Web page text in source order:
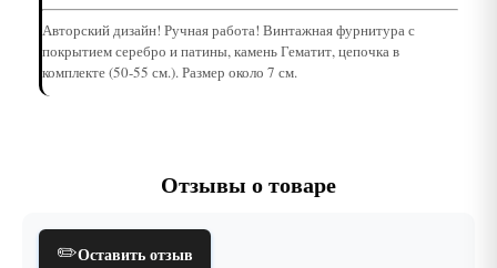
Авторский дизайн! Ручная работа! Винтажная фурнитура с
покрытием серебро и патины, камень Гематит, цепочка в
комплекте (50-55 см.). Размер около 7 см.
Отзывы о товаре
✏️Оставить отзыв